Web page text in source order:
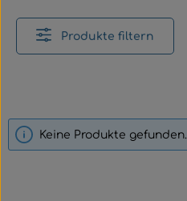
Produkte filtern
Keine Produkte gefunden.